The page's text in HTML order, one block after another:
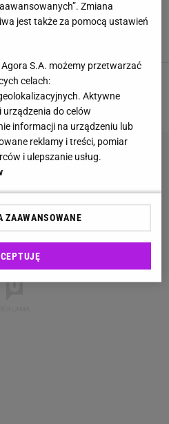
nowych butów. Te Lasockiego za
przykuły moją uwagę
NASTĘPNA
Zmiana
jest także za pomocą ustawień
S.A. możemy przetwarzać
celach:
Aktywne
do celów
informacji na urządzeniu lub
reklamy i treści, pomiar
i ulepszanie usług.
ZAAWANSOWANE